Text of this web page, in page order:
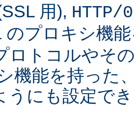
用), HTTP/
のプロキシ機
ロトコルやそ
機能を持った
うにも設定で